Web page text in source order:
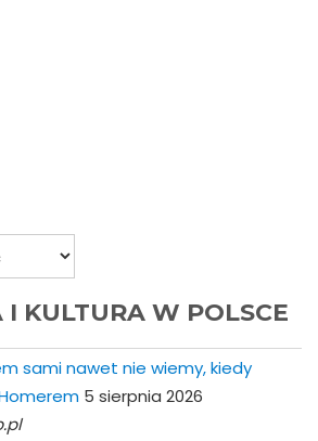
I KULTURA W POLSCE
sami nawet nie wiemy, kiedy
5 sierpnia 2026